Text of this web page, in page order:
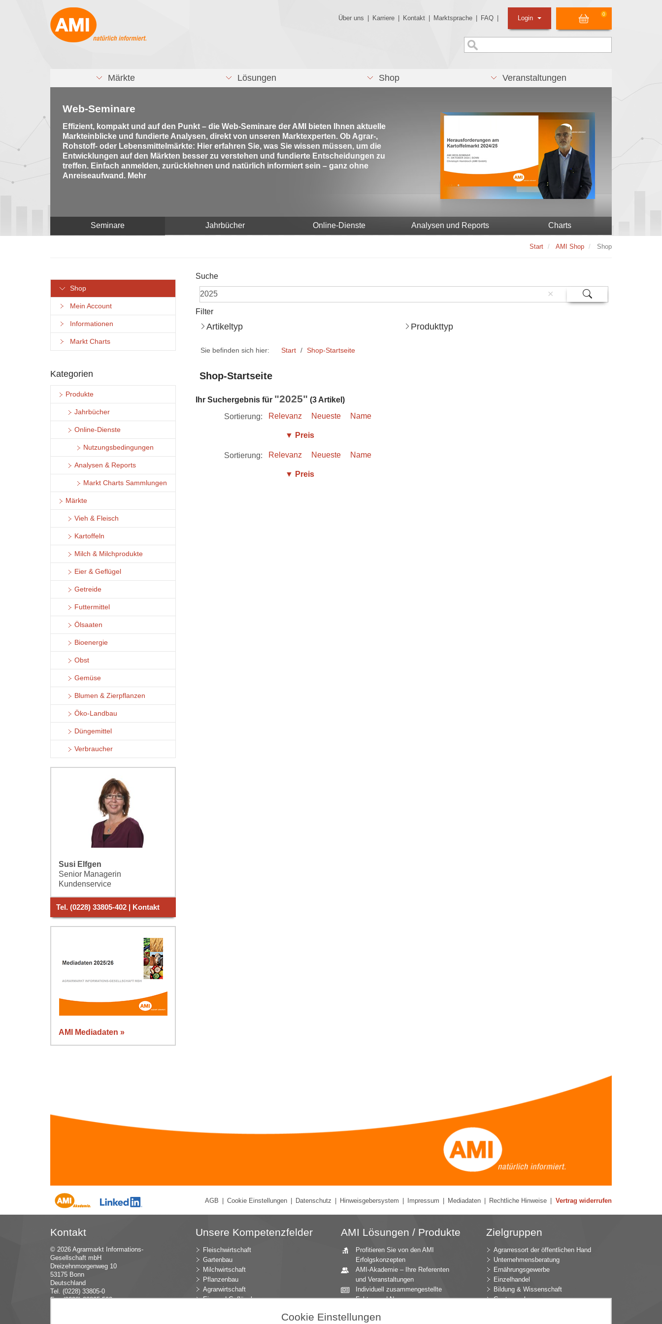
Über uns Karriere Kontakt Marktsprache FAQ
0
Login
Märkte Lösungen Shop Veranstaltungen
Web-Seminare
Effizient, kompakt und auf den Punkt – die Web-Seminare der AMI bieten Ihnen aktuelle
Markteinblicke und fundierte Analysen, direkt von unseren Marktexperten. Ob Agrar-,
Rohstoff- oder Lebensmittelmärkte: Hier erfahren Sie, was Sie wissen müssen, um die
Entwicklungen auf den Märkten besser zu verstehen und fundierte Entscheidungen zu
treffen. Einfach anmelden, zurücklehnen und natürlich informiert sein – ganz ohne
Anreiseaufwand. Mehr
Seminare Jahrbücher Online-Dienste Analysen und Reports Charts
Cookie Einstellungen
Start AMI Shop Shop
Shop
Mein Account
Informationen
Markt Charts
Kategorien
Produkte
Jahrbücher
Online-Dienste
Nutzungsbedingungen
Analysen & Reports
Markt Charts Sammlungen
Märkte
Vieh & Fleisch
Kartoffeln
Milch & Milchprodukte
Eier & Geflügel
Getreide
Futtermittel
Ölsaaten
Bioenergie
Obst
Gemüse
Blumen & Zierpflanzen
Öko-Landbau
Düngemittel
Verbraucher
Susi Elfgen
Senior Managerin
Kundenservice
Tel. (0228) 33805-402 | Kontakt
AMI Mediadaten »
Suche
Filter
Artikeltyp Produkttyp
Sie befinden sich hier: Start Shop-Startseite
Shop-Startseite
Ihr Suchergebnis für "2025" (3 Artikel)
Sortierung:
Relevanz Neueste Name
▼ Preis
Sortierung: Relevanz Neueste Name
▼ Preis
AGB Cookie Einstellungen Datenschutz Hinweisgebersystem Impressum Mediadaten Rechtliche Hinweise Vertrag widerrufen
Kontakt
© 2026 Agrarmarkt Informations-
Gesellschaft mbH
Dreizehnmorgenweg 10
53175 Bonn
Deutschland
Tel. (0228) 33805-0
Fax (0228) 33805-592
Unsere Kompetenzfelder
Fleischwirtschaft
Gartenbau
Milchwirtschaft
Pflanzenbau
Agrarwirtschaft
Eier und Geflügel
AMI Lösungen / Produkte
Profitieren Sie von den AMI
Erfolgskonzepten
AMI-Akademie – Ihre Referenten
und Veranstaltungen
Individuell zusammengestellte
Fakten und News
Marktexperten
Zielgruppen
Agrarressort der öffentlichen Hand
Unternehmensberatung
Ernährungsgewerbe
Einzelhandel
Bildung & Wissenschaft
Gastgewerbe